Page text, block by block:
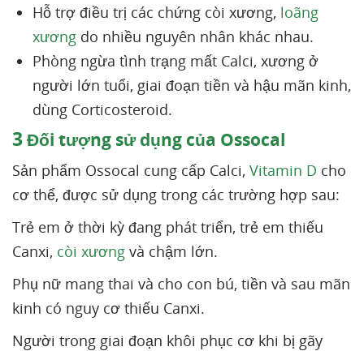
Hỗ trợ điều trị các chứng còi xương, loãng
xương do nhiều nguyên nhân khác nhau.
Phòng ngừa tình trạng mất Calci, xương ở
người lớn tuổi, giai đoạn tiền và hậu mãn kinh,
dùng Corticosteroid.
3Đối tượng sử dụng của Ossocal
Sản phẩm Ossocal cung cấp Calci, Vitamin D cho
cơ thể, được sử dụng trong các trường hợp sau:
Trẻ em ở thời kỳ đang phát triển, trẻ em thiếu
Canxi, còi xương và chậm lớn.
Phụ nữ mang thai và cho con bú, tiền và sau mãn
kinh có nguy cơ thiếu Canxi.
Người trong giai đoạn khôi phục cơ khi bị gãy